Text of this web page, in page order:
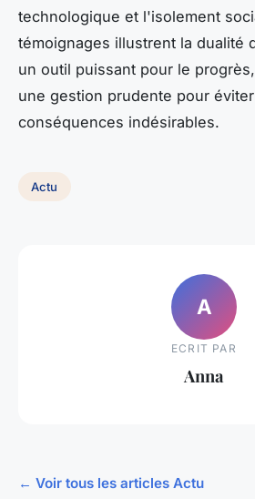
technologique et l'isolement
témoignages illustrent la dualité
un outil puissant pour le
une gestion prudente pour
conséquences indésirables.
Actu
A
ECRIT PAR
Anna
← Voir tous les articles Actu